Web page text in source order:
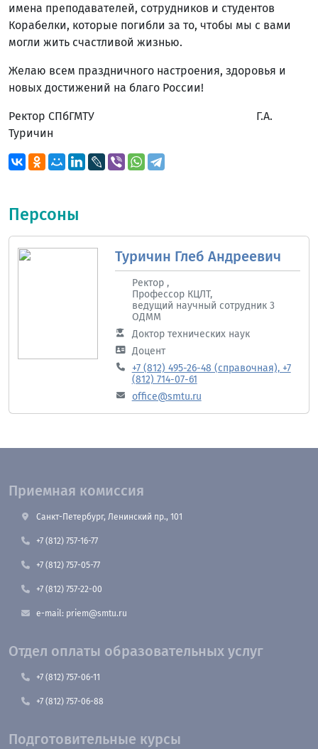
имена преподавателей, сотрудников и студентов
Корабелки, которые погибли за то, чтобы мы с вами
могли жить счастливой жизнью.
Желаю всем праздничного настроения, здоровья и
новых достижений на благо России!
Ректор СПбГМТУ Г.А.
Туричин
Персоны
Туричин Глеб Андреевич
Ректор ,
Профессор КЦЛТ,
ведущий научный сотрудник 3
ОДММ
Доктор технических наук
Доцент
+7 (812) 495-26-48 (справочная), +7
(812) 714-07-61
office@smtu.ru
Приемная комиссия
Санкт-Петербург, Ленинский пр., 101
+7 (812) 757-16-77
+7 (812) 757-05-77
+7 (812) 757-22-00
e-mail: priem@smtu.ru
Отдел оплаты образовательных услуг
+7 (812) 757-06-11
+7 (812) 757-06-88
Подготовительные курсы